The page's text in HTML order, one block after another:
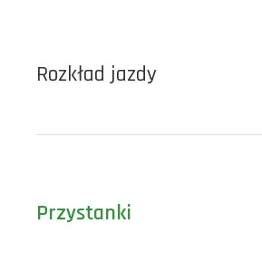
Rozkład jazdy
Przystanki